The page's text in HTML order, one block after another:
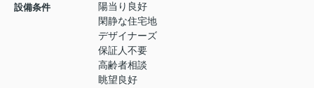
設備条件
陽当り良好
閑静な住宅地
デザイナーズ
保証人不要
高齢者相談
眺望良好